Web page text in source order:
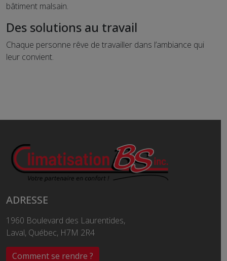
bâtiment malsain.
Des solutions au travail
Chaque personne rêve de travailler dans l’ambiance qui
leur convient.
ADRESSE
1960 Boulevard des Laurentides,
Laval, Québec, H7M 2R4
Comment se rendre ?